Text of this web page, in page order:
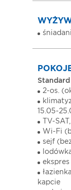
Standard
2-os.
15.05-
TV-
Wi-Fi
sejf
kapcie